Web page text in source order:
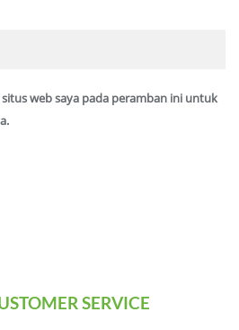
web saya pada peramban ini untuk
SERVICE